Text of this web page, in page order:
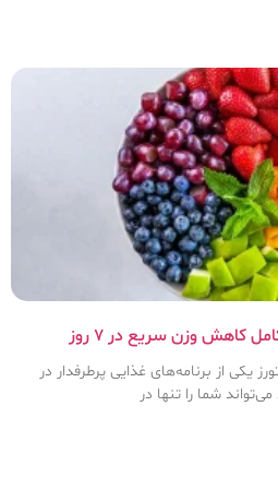
کاهش وزن سریع در ۷ روز
یکی از برنامه‌های غذایی پرطرفدار در
شما را تنها در